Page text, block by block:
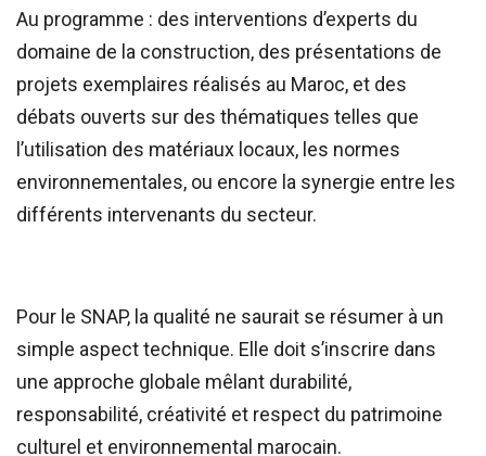
Au programme : des interventions d’experts du
domaine de la construction, des présentations de
projets exemplaires réalisés au Maroc, et des
débats ouverts sur des thématiques telles que
l’utilisation des matériaux locaux, les normes
environnementales, ou encore la synergie entre les
différents intervenants du secteur.
Pour le SNAP, la qualité ne saurait se résumer à un
simple aspect technique. Elle doit s’inscrire dans
une approche globale mêlant durabilité,
responsabilité, créativité et respect du patrimoine
culturel et environnemental marocain.